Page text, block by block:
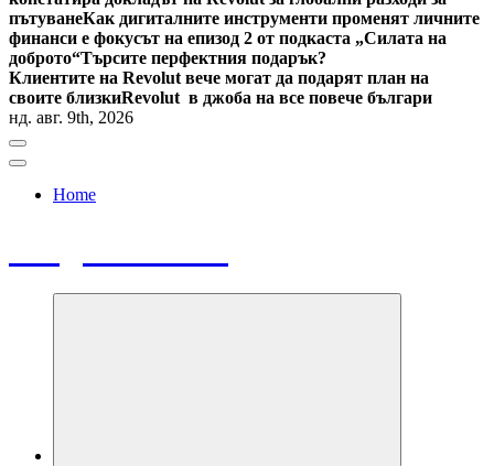
пътуванеКак дигиталните инструменти променят личните
финанси е фокусът на епизод 2 от подкаста „Силата на
доброто“Търсите перфектния подарък?
Клиентите на Revolut вече могат да подарят план на
своите близкиRevolut в джоба на все повече българи
нд. авг. 9th, 2026
Home